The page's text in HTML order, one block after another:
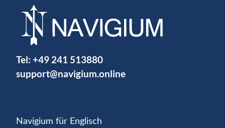
Tel: +49 241 513880
support@navigium.online
Navigium für Englisch